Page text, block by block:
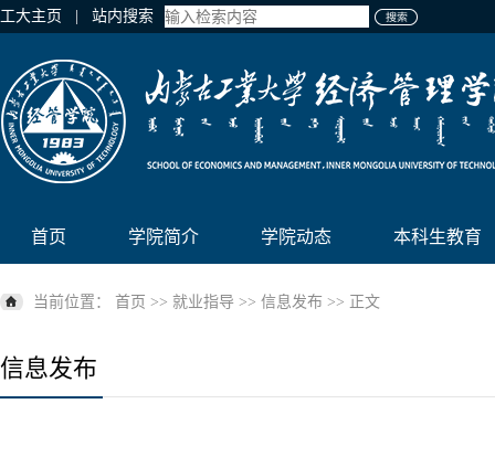
工大主页 | 站内搜索
首页 学院简介 学院动态 本科生教育
当前位置： 首页 >> 就业指导 >> 信息发布 >> 正文
信息发布